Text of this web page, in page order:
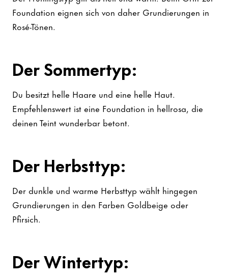
Foundation eignen sich von daher Grundierungen in
Rosé-Tönen.
Der Sommertyp:
Du besitzt helle Haare und eine helle Haut.
Empfehlenswert ist eine Foundation in hellrosa, die
deinen Teint wunderbar betont.
Der Herbsttyp:
Der dunkle und warme Herbsttyp wählt hingegen
Grundierungen in den Farben Goldbeige oder
Pfirsich.
Der Wintertyp: